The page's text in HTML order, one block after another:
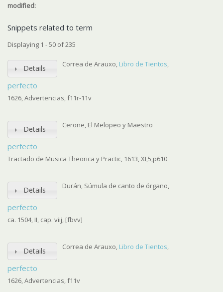
modified:
Snippets related to term
Displaying 1 - 50 of 235
Details
perfecto
Correa de Arauxo, Libro de Tientos,
1626, Advertencias, f11r-11v
Details
perfecto
Cerone, El Melopeo y Maestro
Tractado de Musica Theorica y Practic, 1613, XI,5,p610
Details
perfecto
Durán, Súmula de canto de órgano,
ca. 1504, II, cap. viij, [fbvv]
Details
perfecto
Correa de Arauxo, Libro de Tientos,
1626, Advertencias, f11v